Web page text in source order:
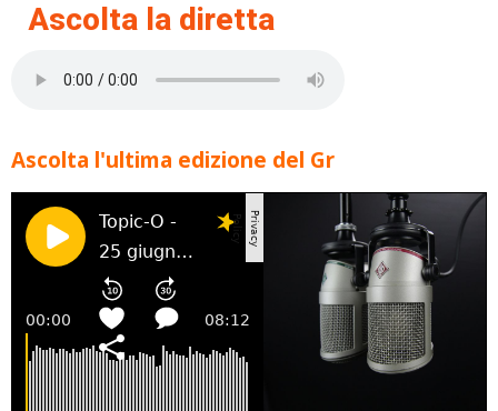
Ascolta la diretta
Ascolta l'ultima edizione del Gr